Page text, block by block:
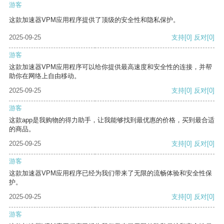
游客
这款加速器VPM应用程序提供了顶级的安全性和隐私保护。
2025-09-25 支持[0] 反对[0]
游客
这款加速器VPM应用程序可以给你提供最高速度和安全性的连接，并帮
助你在网络上自由移动。
2025-09-25
支持[0] 反对[0]
游客
这款app是我购物的得力助手，让我能够找到最优惠的价格，买到最合适
的商品。
2025-09-25
支持[0] 反对[0]
游客
这款加速器VPM应用程序已经为我们带来了无限的流畅体验和安全性保
护。
2025-09-25
支持[0] 反对[0]
游客